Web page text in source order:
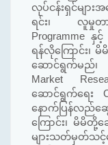
လုပ်ငန်းရှင်များ
ရင်း၊ လူမှုတ
Programmeနှ
ရန်လိုကြောင်း
ဆောင်ရွက်မည်
Market
ဆောင်ရွက်ရေး
နောက်ပြန်လည်ဆွ
ကြောင်း၊ မိမိ
များသတ်မှတ်သ